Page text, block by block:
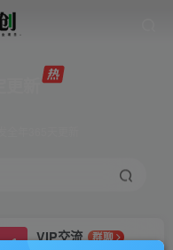
VIP交流
群聊